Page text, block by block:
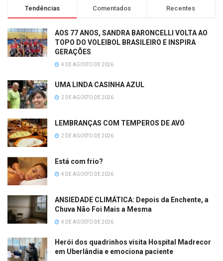
Tendências Comentados Recentes
AOS 77 ANOS, SANDRA BARONCELLI VOLTA AO
TOPO DO VOLEIBOL BRASILEIRO E INSPIRA
GERAÇÕES
4 DE AGOSTO DE 2026
UMA LINDA CASINHA AZUL
2 DE AGOSTO DE 2026
LEMBRANÇAS COM TEMPEROS DE AVÓ
2 DE AGOSTO DE 2026
Está com frio?
4 DE AGOSTO DE 2026
ANSIEDADE CLIMÁTICA: Depois da Enchente, a
Chuva Não Foi Mais a Mesma
4 DE AGOSTO DE 2026
Herói dos quadrinhos visita Hospital Madrecor
em Uberlândia e emociona paciente